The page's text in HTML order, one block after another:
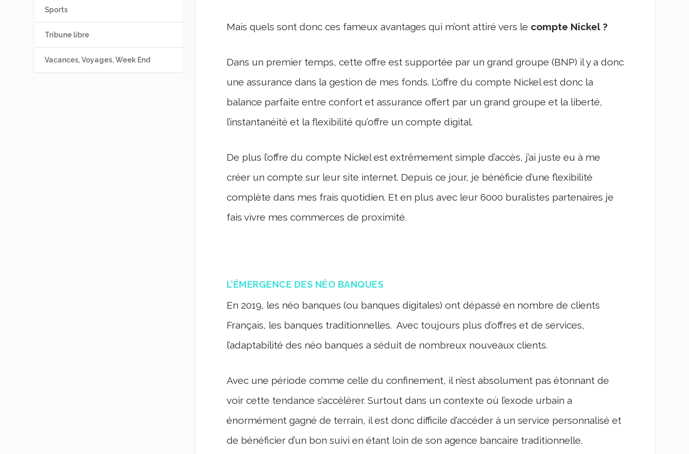
Mais quels sont donc ces fameux avantages qui m’ont attiré vers le compte Nickel ?
Dans un premier temps, cette offre est supportée par un grand groupe (BNP) il y a donc
une assurance dans la gestion de mes fonds. L’offre du compte Nickel est donc la
balance parfaite entre confort et assurance offert par un grand groupe et la liberté,
l’instantanéité et la flexibilité qu’offre un compte digital.
De plus l’offre du compte Nickel est extrêmement simple d’accès, j’ai juste eu à me
créer un compte sur leur site internet. Depuis ce jour, je bénéficie d’une flexibilité
complète dans mes frais quotidien. Et en plus avec leur 6000 buralistes partenaires je
fais vivre mes commerces de proximité.
L’ÉMERGENCE DES NÉO BANQUES
En 2019, les néo banques (ou banques digitales) ont dépassé en nombre de clients
Français, les banques traditionnelles. Avec toujours plus d’offres et de services,
l’adaptabilité des néo banques a séduit de nombreux nouveaux clients.
Avec une période comme celle du confinement, il n’est absolument pas étonnant de
voir cette tendance s’accélérer. Surtout dans un contexte où l’exode urbain a
énormément gagné de terrain, il est donc difficile d’accéder à un service personnalisé et
de bénéficier d’un bon suivi en étant loin de son agence bancaire traditionnelle.
Sports
Tribune libre
Vacances, Voyages, Week End